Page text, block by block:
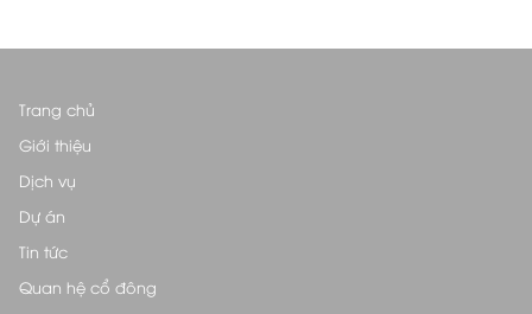
Trang chủ
Giới thiệu
Dịch vụ
Dự án
Tin tức
Quan hệ cổ đông